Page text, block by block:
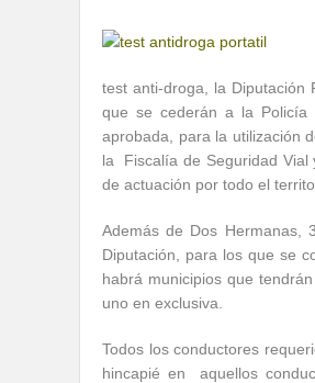
test anti-droga, la Diputación
que se cederán a la Policía
aprobada, para la utilización
la Fiscalía de Seguridad Vial
de actuación por todo el
Además de Dos Hermanas,
Diputación, para los que se
habrá municipios que
uno en exclusiva.
Todos los conductores
hincapié en aquellos